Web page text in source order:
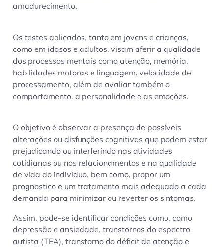
amadurecimento.
Os testes aplicados, tanto em jovens e crianças,
como em idosos e adultos, visam aferir a qualidade
dos processos mentais como atenção, memória,
habilidades motoras e linguagem, velocidade de
processamento, além de avaliar também o
comportamento, a personalidade e as emoções.
O objetivo é observar a presença de possíveis
alterações ou disfunções cognitivas que podem estar
prejudicando ou interferindo nas atividades
cotidianas ou nos relacionamentos e na qualidade
de vida do indivíduo, bem como, propor um
prognostico e um tratamento mais adequado a cada
demanda para minimizar ou reverter os sintomas.
Assim, pode-se identificar condições como, como
depressão e ansiedade, transtornos do espectro
autista (TEA), transtorno do déficit de atenção e